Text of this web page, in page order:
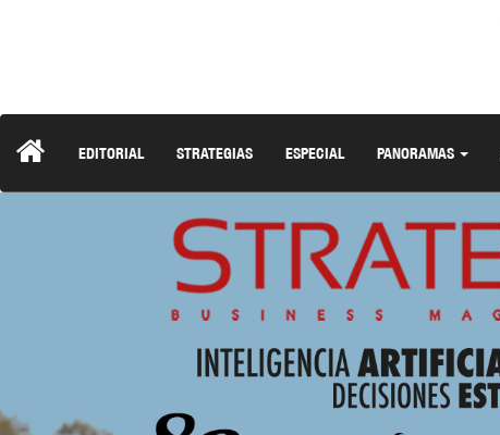
EDITORIAL STRATEGIAS ESPECIAL PANORAMAS